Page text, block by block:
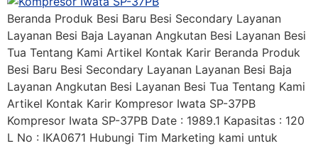
Beranda Produk Besi Baru Besi Secondary Layanan
Layanan Besi Baja Layanan Angkutan Besi Layanan Besi
Tua Tentang Kami Artikel Kontak Karir Beranda Produk
Besi Baru Besi Secondary Layanan Layanan Besi Baja
Layanan Angkutan Besi Layanan Besi Tua Tentang Kami
Artikel Kontak Karir Kompresor Iwata SP-37PB
Kompresor Iwata SP-37PB Date : 1989.1 Kapasitas : 120
L No : IKA0671 Hubungi Tim Marketing kami untuk